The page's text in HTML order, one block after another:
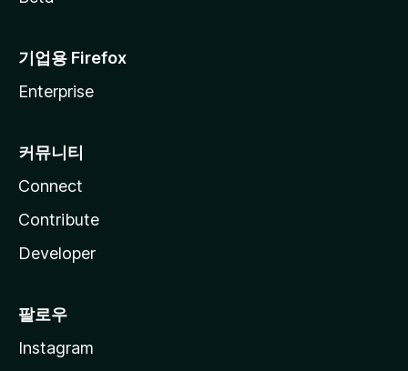
기업용 Firefox
Enterprise
커뮤니티
Connect
Contribute
Developer
팔로우
Instagram